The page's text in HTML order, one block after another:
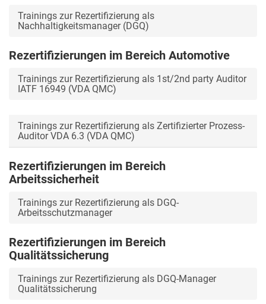
Trainings zur Rezertifizierung als
Nachhaltigkeitsmanager (DGQ)
Rezertifizierungen im Bereich Automotive
Trainings zur Rezertifizierung als 1st/2nd party Auditor
IATF 16949 (VDA QMC)
Trainings zur Rezertifizierung als Zertifizierter Prozess-
Auditor VDA 6.3 (VDA QMC)
Rezertifizierungen im Bereich
Arbeitssicherheit
Trainings zur Rezertifizierung als DGQ-
Arbeitsschutzmanager
Rezertifizierungen im Bereich
Qualitätssicherung
Trainings zur Rezertifizierung als DGQ-Manager
Qualitätssicherung